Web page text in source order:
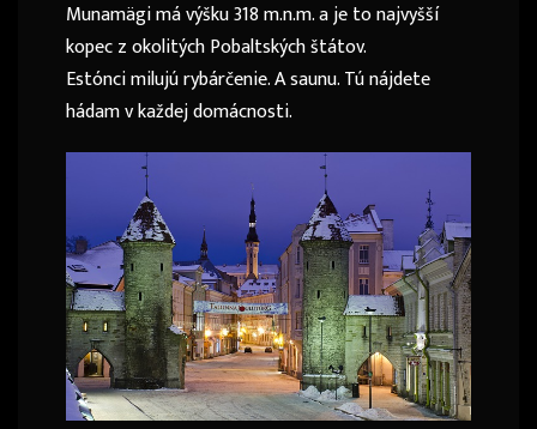
Munamägi má výšku 318 m.n.m. a je to najvyšší
kopec z okolitých Pobaltských štátov.
Estónci milujú rybárčenie. A saunu. Tú nájdete
hádam v každej domácnosti.